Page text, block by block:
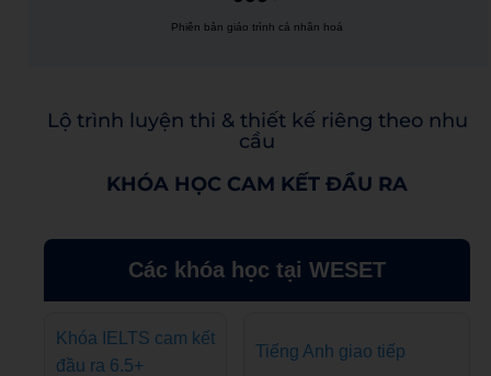
Phiên bản giáo trình cá nhân hoá
Lộ trình luyện thi & thiết kế riêng theo nhu
cầu
KHÓA HỌC CAM KẾT ĐẦU RA
Các khóa học tại WESET
Khóa IELTS cam kết
đầu ra 6.5+
Tiếng Anh giao tiếp